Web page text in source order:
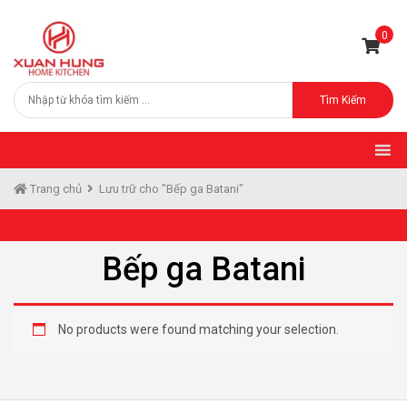
0
Tìm Kiếm
Trang chủ Lưu trữ cho "Bếp ga Batani"
Bếp ga Batani
No products were found matching your selection.